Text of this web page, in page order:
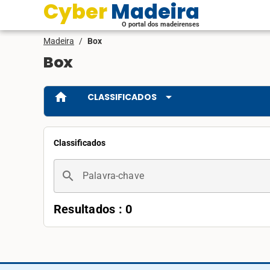
Cyber Madeira
O portal dos madeirenses
Madeira / Box
Box
home CLASSIFICADOS arrow_drop_down
Classificados
search Palavra-chave
Resultados : 0